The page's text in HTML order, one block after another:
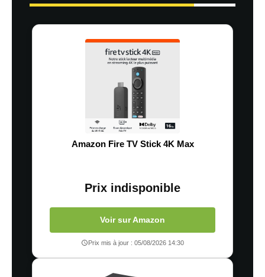
Amazon Fire TV Stick 4K Max
Prix indisponible
Voir sur Amazon
Prix mis à jour : 05/08/2026 14:30